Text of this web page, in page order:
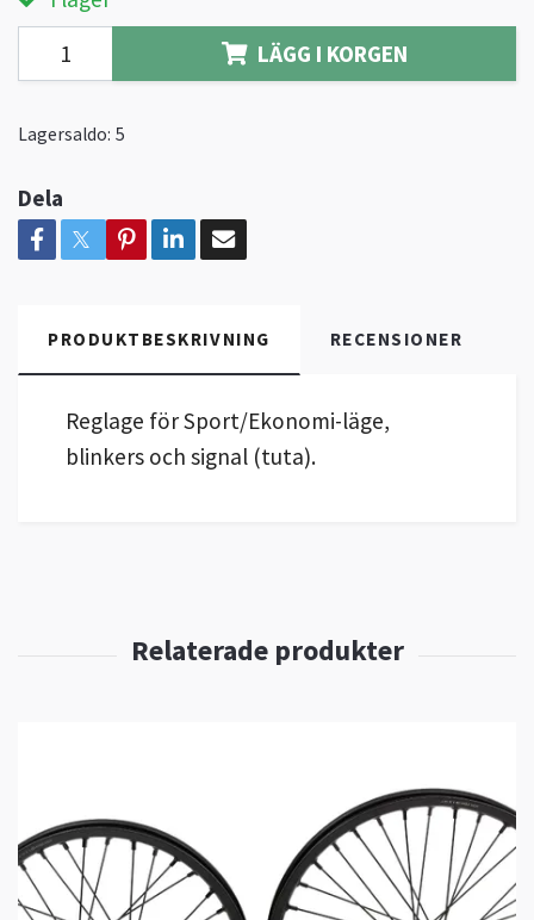
LÄGG I KORGEN
Lagersaldo: 5
Dela
PRODUKTBESKRIVNING RECENSIONER
Reglage för Sport/Ekonomi-läge,
blinkers och signal (tuta).